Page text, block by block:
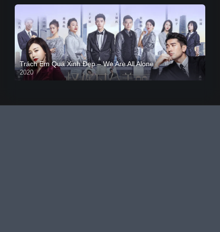
Trách Em Quá Xinh Đẹp – We Are All Alone
2020